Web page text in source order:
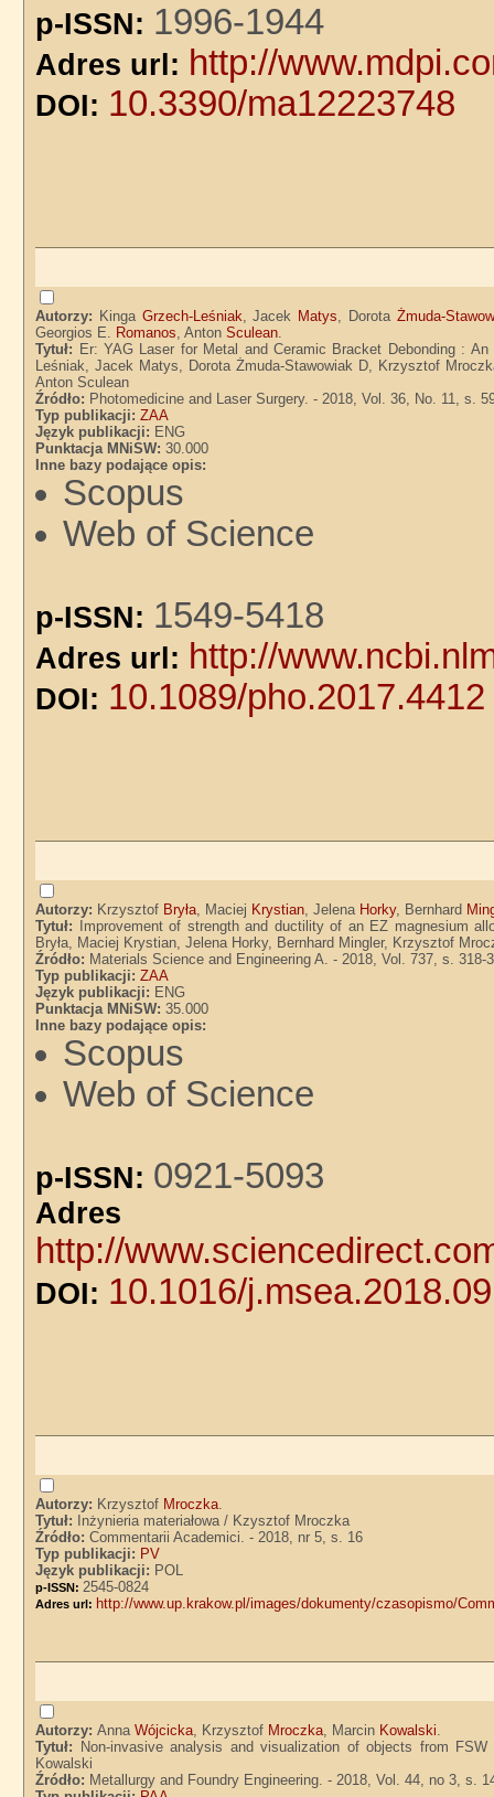
p-ISSN: 1996-1944
Adres url: http://
DOI: 10.3390/ma12223748
Autorzy: Kinga Grzech-Leśniak , Jacek Matys , Dorota Żmuda-
Georgios E.
Romanos , AntonSculean
Tytuł: Er: YAG Laser for Metal and Ceramic Bracket Debonding :
Leśniak, Jacek Matys, Dorota Żmuda-Stawowiak D, Krzysztof
Anton Sculean
Źródło: Photomedicine and Laser Surgery. - 2018, Vol. 36, No. 11, s.
Typ publikacji:ZAA
Język publikacji: ENG
Punktacja MNiSW:30.000
Inne bazy podające opis:
Scopus
Web of Science
p-ISSN: 1549-5418
Adres url: http://
DOI: 10.1089/pho.2017.4412
Autorzy: Krzysztof Bryła , Maciej Krystian , Jelena Horky, Bernhard
Tytuł:
Improvement of strength and ductility of an EZ magnesium
Bryła, Maciej Krystian, Jelena Horky, Bernhard Mingler, Krzysztof
Źródło: Materials Science and Engineering A. - 2018, Vol. 737, s. 318-
Typ publikacji:ZAA
Język publikacji: ENG
Punktacja MNiSW:35.000
Inne bazy podające opis:
Scopus
Web of Science
p-ISSN: 0921-5093
http://
DOI: 10.1016/
Autorzy: Krzysztof Mroczka
Tytuł:
Inżynieria materiałowa / Kzysztof Mroczka
Źródło:Commentarii Academici. - 2018, nr 5, s. 16
Typ publikacji: PV
Język publikacji: POL
p-ISSN: 2545-0824
Adres url: http://www.up.krakow.pl/images/dokumenty/czasopismo/
Autorzy:AnnaWójcicka , Krzysztof Mroczka , Marcin Kowalski
Tytuł:
Non-invasive analysis and visualization of objects from
Kowalski
Źródło: Metallurgy and Foundry Engineering. - 2018, Vol. 44, no 3, s.